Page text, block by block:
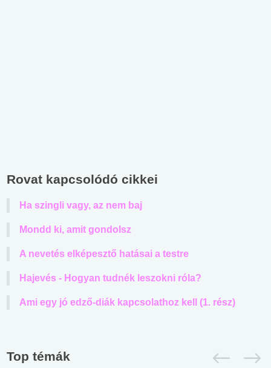
Rovat kapcsolódó cikkei
Ha szingli vagy, az nem baj
Mondd ki, amit gondolsz
A nevetés elképesztő hatásai a testre
Hajevés - Hogyan tudnék leszokni róla?
Ami egy jó edző-diák kapcsolathoz kell (1. rész)
Top témák